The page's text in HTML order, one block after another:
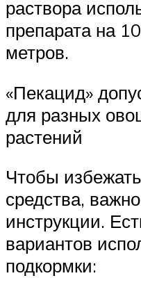
раствора
препарата на
метров.
«Пекацид»
для разных
растений
Чтобы
средства,
инструкции.
вариантов
подкормки: